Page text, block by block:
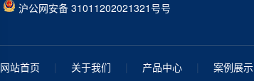
沪公网安备 31011202021321号号
网站首页 | 关于我们 | 产品中心 | 案例展示